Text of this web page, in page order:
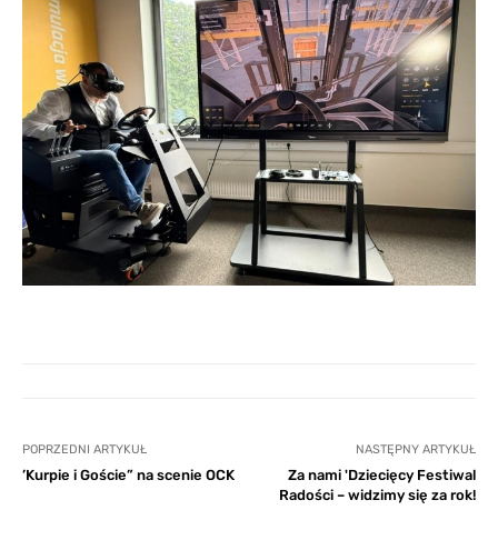
POPRZEDNI ARTYKUŁ
’Kurpie i Goście” na scenie OCK
NASTĘPNY ARTYKUŁ
Za nami 'Dziecięcy Festiwal
Radości – widzimy się za rok!